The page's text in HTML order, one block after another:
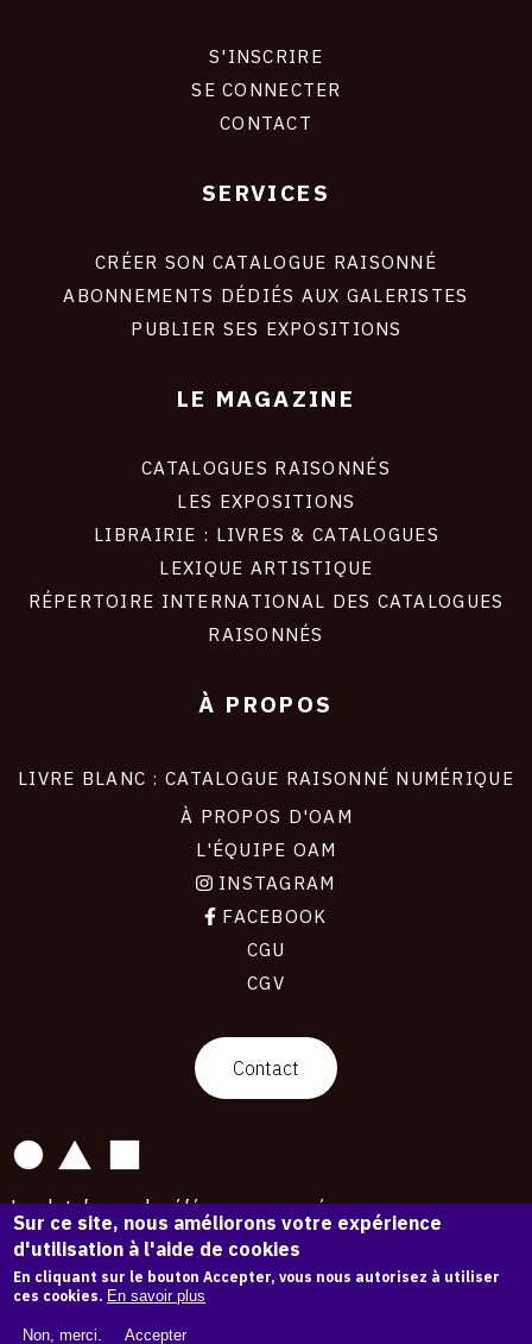
S'INSCRIRE
SE CONNECTER
CONTACT
SERVICES
CRÉER SON CATALOGUE RAISONNÉ
ABONNEMENTS DÉDIÉS AUX GALERISTES
PUBLIER SES EXPOSITIONS
LE MAGAZINE
CATALOGUES RAISONNÉS
LES EXPOSITIONS
LIBRAIRIE : LIVRES & CATALOGUES
LEXIQUE ARTISTIQUE
RÉPERTOIRE INTERNATIONAL DES CATALOGUES
RAISONNÉS
À PROPOS
LIVRE BLANC : CATALOGUE RAISONNÉ NUMÉRIQUE
À PROPOS D'OAM
L'ÉQUIPE OAM
INSTAGRAM
FACEBOOK
CGU
CGV
Contact
La plateforme de référence pour créer,
conserver et promouvoir l'Histoire de l'Art.
Des catalogues raisonnés aux archives
d'expositions.
43 254 œuvres d'art — 7 587 expositions
Sur ce site, nous améliorons votre expérience
d'utilisation à l'aide de cookies
En cliquant sur le bouton Accepter, vous nous autorisez à utiliser
ces cookies. En savoir plus
Non, merci. Accepter